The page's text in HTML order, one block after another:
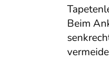
Beim